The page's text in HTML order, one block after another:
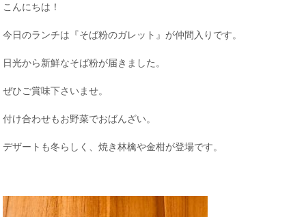
こんにちは！
今日のランチは『そば粉のガレット』が仲間入りです。
日光から新鮮なそば粉が届きました。
ぜひご賞味下さいませ。
付け合わせもお野菜でおばんざい。
デザートも冬らしく、焼き林檎や金柑が登場です。